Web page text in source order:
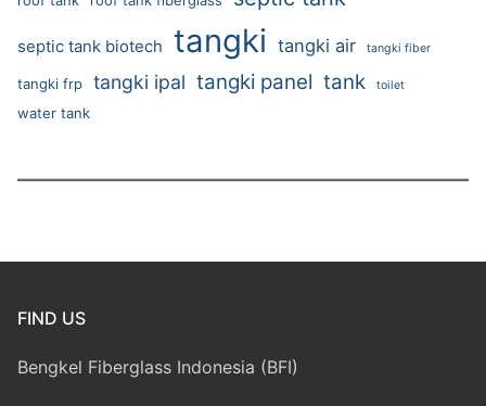
septic tank biotech tangki tangki air tangki fiber
tangki frp tangki ipal tangki panel tank toilet
water tank
FIND US
Bengkel Fiberglass Indonesia (BFI)